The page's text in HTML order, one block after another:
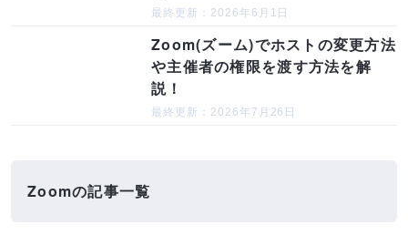
最終更新：2026年6月1日
Zoom(ズーム)でホストの変更方法
や主催者の権限を渡す方法を解
説！
最終更新：2026年7月26日
Zoomの記事一覧